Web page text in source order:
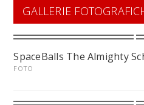
GALLERIE
SpaceBalls The Almighty
FOTO